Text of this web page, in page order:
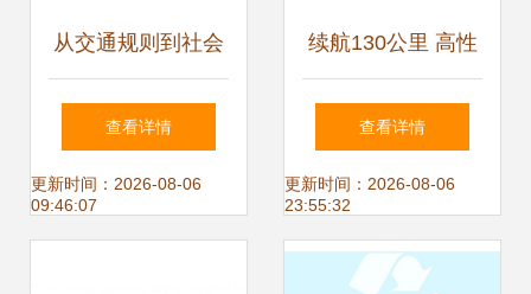
从交通规则到社会
秩序 反思日常生活
中的规范与价值
查看详情
更新时间：2026-08-06
09:46:07
续航130公里 高性
能电动自行车开启
城市出行新纪元
查看详情
更新时间：2026-08-06
23:55:32